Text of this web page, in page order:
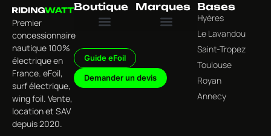
Premier
concessionnaire
nautique 100%
électrique en
France. eFoil,
surf électrique,
wing foil. Vente,
location et SAV
depuis 2020.
Boutique
Guide eFoil
Demander un devis
Marques Bases
Hyères
Le Lavandou
Saint-Tropez
Toulouse
Royan
Annecy